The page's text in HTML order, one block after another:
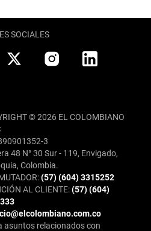
SOCIALES
© 2026 EL COLOMBIANO
3
48 N° 30 Sur - 119, Envigado,
Colombia.
(57) (604) 3315252
AL CLIENTE:(57) (604)
asuntos relacionados con